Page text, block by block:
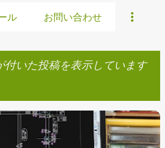
ル お問い合わせ
付いた投稿を表示しています